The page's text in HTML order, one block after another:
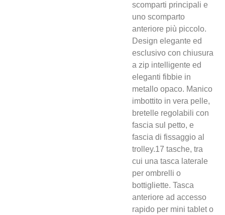
scomparti principali e
uno scomparto
anteriore più piccolo.
Design elegante ed
esclusivo con chiusura
a zip intelligente ed
eleganti fibbie in
metallo opaco. Manico
imbottito in vera pelle,
bretelle regolabili con
fascia sul petto, e
fascia di fissaggio al
trolley.17 tasche, tra
cui una tasca laterale
per ombrelli o
bottigliette. Tasca
anteriore ad accesso
rapido per mini tablet o